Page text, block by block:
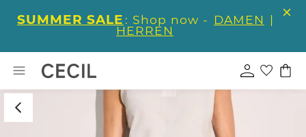
SUMMER SALE : Shop now - DAMEN |
HERREN